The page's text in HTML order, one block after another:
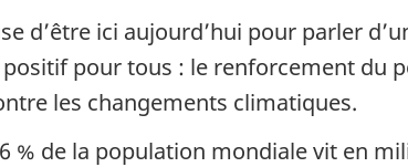
d’être ici aujourd’hui pour parler
pour tous : le renforcement du
les changements climatiques.
% de la population mondiale vit en